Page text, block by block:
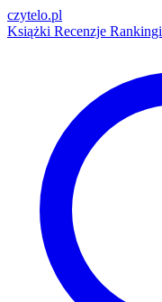
czytelo.pl
Książki Recenzje Rankingi